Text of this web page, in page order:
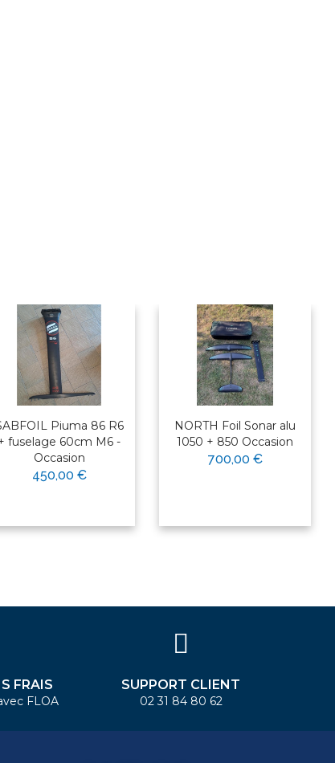
Piuma 86 R6
fuselage 60cm M6 -
Occasion
450,00 €
NORTH Foil Sonar alu
1050 + 850 Occasion
700,00 €
FRAIS
FLOA
SUPPORT CLIENT
02 31 84 80 62